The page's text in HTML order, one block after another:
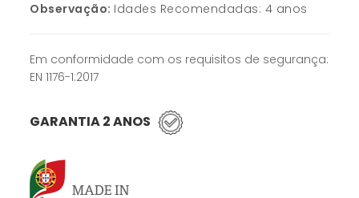
Observação: Idades Recomendadas: 4 anos
Em conformidade com os requisitos de segurança:
EN 1176-1:2017
GARANTIA 2 ANOS